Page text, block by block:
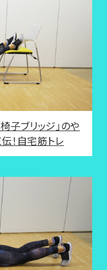
子ブリッジ」のや
！自宅筋トレ